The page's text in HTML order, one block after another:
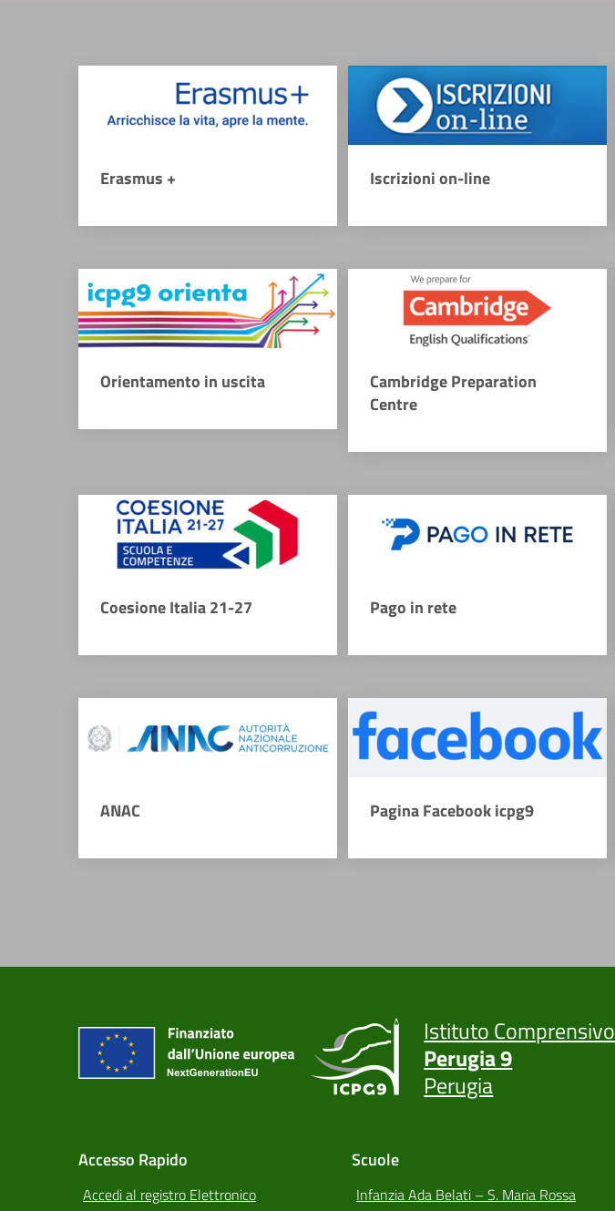
Erasmus + Iscrizioni on-line
Orientamento in uscita
Cambridge Preparation
Centre
Coesione Italia 21-27 Pago in rete
ANAC Pagina Facebook icpg9
Istituto Comprensivo
Perugia 9
Perugia
Accesso Rapido
Accedi al registro Elettronico
Scuole
Infanzia Ada Belati – S. Maria Rossa